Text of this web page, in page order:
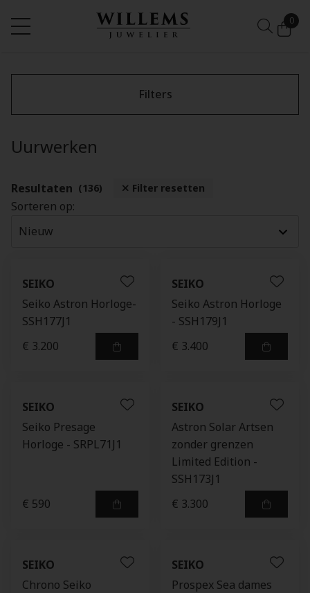
0
Filters
Uurwerken
Resultaten (136) Filter resetten
Sorteren op:
SEIKO
Seiko Astron Horloge-
SSH177J1
€ 3.200
SEIKO
Seiko Astron Horloge
- SSH179J1
€ 3.400
SEIKO
Seiko Presage
Horloge - SRPL71J1
€ 590
SEIKO
Astron Solar Artsen
zonder grenzen
Limited Edition -
SSH173J1
€ 3.300
SEIKO
Chrono Seiko
SEIKO
Prospex Sea dames